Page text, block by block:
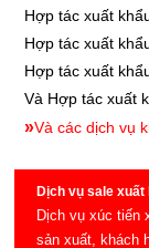
Dịch vụ sale xuất
Dịch vụ xúc tiến
sản xuất, khách
Hợp tác xuất
Hợp tác xuất
Hợp tác xuất
Và Hợp tác xuất
»Và các dịch vụ